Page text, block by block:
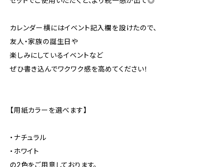
カレンダー横にはイベント記入欄を設けたので、
友人・家族の誕生日や
楽しみにしているイベントなど
ぜひ書き込んでワクワク感を高めてください！
【用紙カラーを選べます】
・ナチュラル
・ホワイト
の2色をご用意しております。